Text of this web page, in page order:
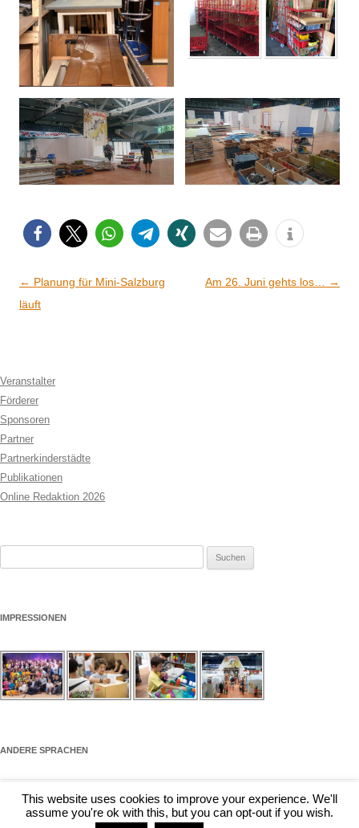
Artikel-Navigation
← Planung für Mini-Salzburg
läuft
Am 26. Juni gehts los… →
Veranstalter
Förderer
Sponsoren
Partner
Partnerkinderstädte
Publikationen
Online Redaktion 2026
IMPRESSIONEN
ANDERE SPRACHEN
Impressum Datenschutzerklärung
This website uses cookies to improve your experience. We'll
assume you're ok with this, but you can opt-out if you wish.